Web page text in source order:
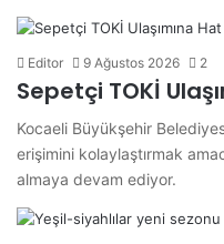
Editor 9 Ağustos 2026 2
Sepetçi TOKİ
Kocaeli Büyükşehir
erişimini kolaylaştırmak
almaya devam ediyor.